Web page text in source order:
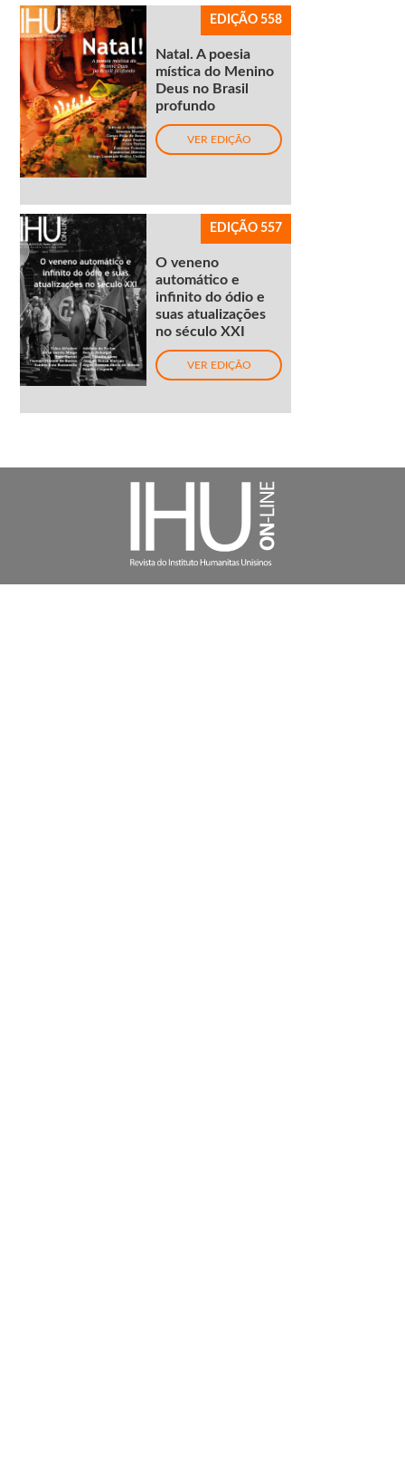
EDIÇÃO 558
Natal. A poesia
mística do Menino
Deus no Brasil
profundo
VER EDIÇÃO
EDIÇÃO 557
O veneno
automático e
infinito do ódio e
suas atualizações
no século XXI
VER EDIÇÃO